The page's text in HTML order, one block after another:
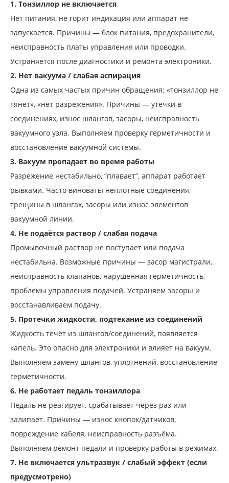
1. Тонзиллор не включается
Нет питания, не горит индикация или аппарат не
запускается. Причины — блок питания, предохранители,
неисправность платы управления или проводки.
Устраняется после диагностики и ремонта электроники.
2. Нет вакуума / слабая аспирация
Одна из самых частых причин обращения: «тонзиллор не
тянет», «нет разрежения». Причины — утечки в
соединениях, износ шлангов, засоры, неисправность
вакуумного узла. Выполняем проверку герметичности и
восстановление вакуумной системы.
3. Вакуум пропадает во время работы
Разрежение нестабильно, “плавает”, аппарат работает
рывками. Часто виноваты неплотные соединения,
трещины в шлангах, засоры или износ элементов
вакуумной линии.
4. Не подаётся раствор / слабая подача
Промывочный раствор не поступает или подача
нестабильна. Возможные причины — засор магистрали,
неисправность клапанов, нарушенная герметичность,
проблемы управления подачей. Устраняем засоры и
восстанавливаем подачу.
5. Протечки жидкости, подтекание из соединений
Жидкость течёт из шлангов/соединений, появляется
капель. Это опасно для электроники и влияет на вакуум.
Выполняем замену шлангов, уплотнений, восстановление
герметичности.
6. Не работает педаль тонзиллора
Педаль не реагирует, срабатывает через раз или
залипает. Причины — износ кнопок/датчиков,
повреждение кабеля, неисправность разъёма.
Выполняем ремонт педали и проверку работы в режимах.
7. Не включается ультразвук / слабый эффект (если
предусмотрено)